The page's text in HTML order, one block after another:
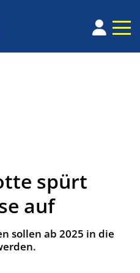
spürt
auf
sollen ab 2025 in die